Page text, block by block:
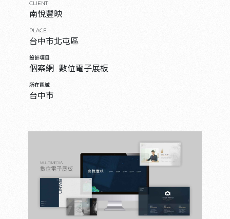
CLIENT
南悅豐映
PLACE
台中市北屯區
設計項目
個案網 數位電子展板
所在區域
台中市